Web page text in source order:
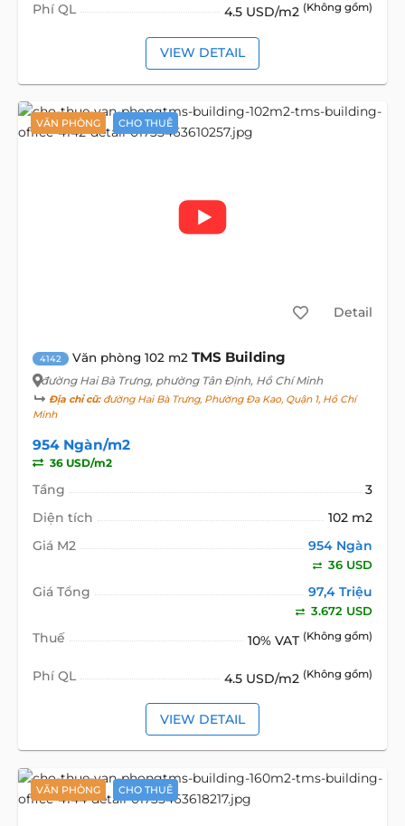
Phí QL 4.5 USD/m2 (Không gồm)
VIEW DETAIL
VĂN PHÒNG CHO THUÊ
Detail
4142 Văn phòng 102 m2 TMS Building
đường Hai Bà Trưng, phường Tân Định, Hồ Chí Minh
Địa chỉ cũ:đường Hai Bà Trưng, Phường Đa Kao, Quận 1, Hồ Chí
Minh
954 Ngàn/m2
36 USD/m2
Tầng
3
Diện tích
102 m2
Giá M2
954 Ngàn
36 USD
Giá Tổng 97,4 Triệu
3.672 USD
Thuế 10% VAT (Không gồm)
Phí QL 4.5 USD/m2 (Không gồm)
VIEW DETAIL
VĂN PHÒNG CHO THUÊ